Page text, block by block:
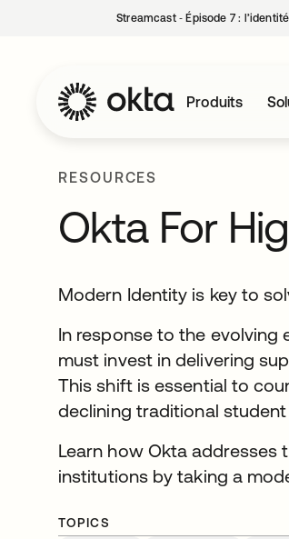
Streamcast ‑ Épisode 7 :
Produits
RESOURCES
Okta For
Modern Identity is key to
In response to the evolving
must invest in delivering
This shift is essential to
declining traditional student
Learn how Okta addresses
institutions by taking a
TOPICS